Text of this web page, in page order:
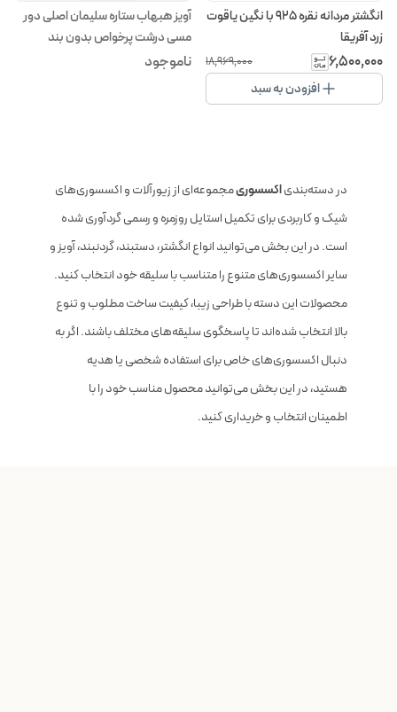
انگشتر مردانه نقره 925 با نگین یاقوت
زرد آفریقا
۶٬۵۰۰٬۰۰۰ ۱۸٬۹۶۹٬۰۰۰
افزودن به سبد
آویز هبهاب ستاره سلیمان اصلی دور
مسی درشت پرخواص بدون بند
ناموجود
در دسته‌بندیاکسسوریمجموعه‌ای از زیورآلات و اکسسوری‌های
شیک و کاربردی برای تکمیل استایل روزمره و رسمی گردآوری شده
است. در این بخش می‌توانید انواع انگشتر، دستبند، گردنبند، آویز و
سایر اکسسوری‌های متنوع را متناسب با سلیقه خود انتخاب کنید.
محصولات این دسته با طراحی زیبا، کیفیت ساخت مطلوب و تنوع
بالا انتخاب شده‌اند تا پاسخگوی سلیقه‌های مختلف باشند. اگر به
دنبال اکسسوری‌های خاص برای استفاده شخصی یا هدیه
هستید، در این بخش می‌توانید محصول مناسب خود را با
اطمینان انتخاب و خریداری کنید.